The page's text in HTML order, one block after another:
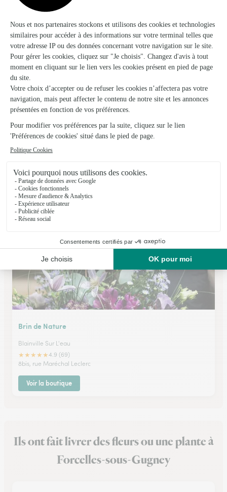
★★★★★4.7 (115)
4, rue de France
Voir la boutique
Thaon les Vosges
★★★★★4.2 (81)
27 rue d'Alsace
Voir la boutique
Brin de Nature
Blainville Sur L'eau
★★★★★4.9 (69)
8bis, rue Maréchal Leclerc
Voir la boutique
Ils ont fait livrer des fleurs ou une plante à
Forcelles-sous-Gugney